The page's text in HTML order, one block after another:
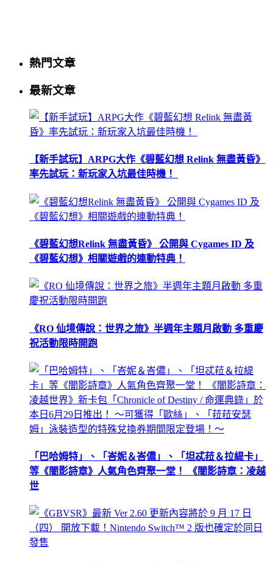
熱門文章
最新文章
【新手試玩】ARPG大作《碧藍幻想 Relink 無盡黃昏》
率先試玩：新玩家入坑最佳時機！
《碧藍幻想Relink 無盡黃昏》 公開與 Cygames ID 及
《碧藍幻想》相關遊戲的連動特典！
《RO 仙境傳說：世界之旅》半週年主題月啟動 多重慶
祝活動限時開跑
「巴哈姆特」、「峇妮＆峇儂」、「坦忒菈＆拉緹卡」
等《闇影詩章》人氣角色齊聚一堂！ 《闇影詩章：凌越
世